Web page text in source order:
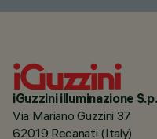
iGuzzini illuminazione
Via Mariano Guzzini 37
62019 Recanati (Italy)